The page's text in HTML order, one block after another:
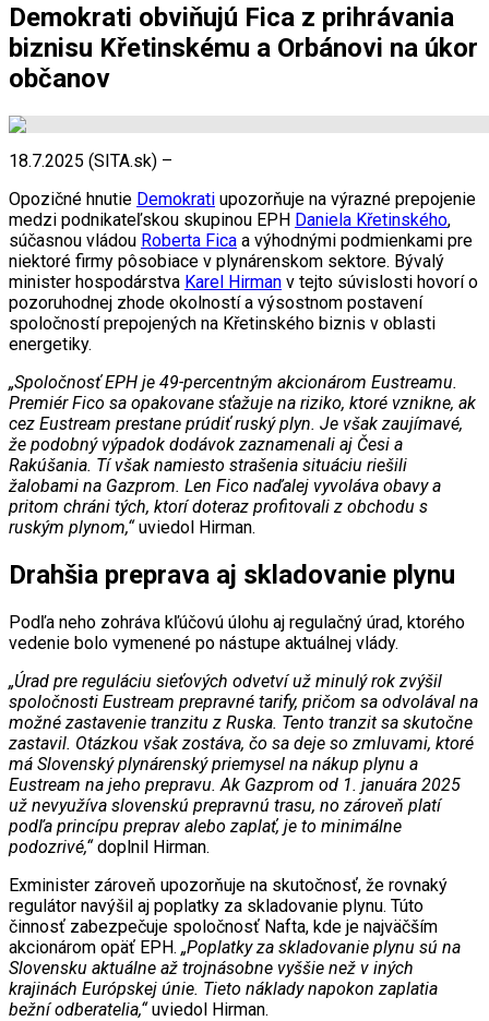
Demokrati obviňujú Fica z prihrávania
biznisu Křetinskému a Orbánovi na úkor
občanov
18.7.2025 (SITA.sk) –
Opozičné hnutie Demokrati upozorňuje na výrazné prepojenie
medzi podnikateľskou skupinou EPH Daniela Křetinského,
súčasnou vládou Roberta Fica a výhodnými podmienkami pre
niektoré firmy pôsobiace v plynárenskom sektore. Bývalý
minister hospodárstva Karel Hirman v tejto súvislosti hovorí o
pozoruhodnej zhode okolností a výsostnom postavení
spoločností prepojených na Křetinského biznis v oblasti
energetiky.
„Spoločnosť EPH je 49-percentným akcionárom Eustreamu.
Premiér Fico sa opakovane sťažuje na riziko, ktoré vznikne, ak
cez Eustream prestane prúdiť ruský plyn. Je však zaujímavé,
že podobný výpadok dodávok zaznamenali aj Česi a
Rakúšania. Tí však namiesto strašenia situáciu riešili
žalobami na Gazprom. Len Fico naďalej vyvoláva obavy a
pritom chráni tých, ktorí doteraz profitovali z obchodu s
ruským plynom,“uviedol Hirman.
Drahšia preprava aj skladovanie plynu
Podľa neho zohráva kľúčovú úlohu aj regulačný úrad, ktorého
vedenie bolo vymenené po nástupe aktuálnej vlády.
„Úrad pre reguláciu sieťových odvetví už minulý rok zvýšil
spoločnosti Eustream prepravné tarify, pričom sa odvolával na
možné zastavenie tranzitu z Ruska. Tento tranzit sa skutočne
zastavil. Otázkou však zostáva, čo sa deje so zmluvami, ktoré
má Slovenský plynárenský priemysel na nákup plynu a
Eustream na jeho prepravu. Ak Gazprom od 1. januára 2025
už nevyužíva slovenskú prepravnú trasu, no zároveň platí
podľa princípu preprav alebo zaplať, je to minimálne
podozrivé,“doplnil Hirman.
Exminister zároveň upozorňuje na skutočnosť, že rovnaký
regulátor navýšil aj poplatky za skladovanie plynu. Túto
činnosť zabezpečuje spoločnosť Nafta, kde je najväčším
akcionárom opäť EPH. „Poplatky za skladovanie plynu sú na
Slovensku aktuálne až trojnásobne vyššie než v iných
krajinách Európskej únie. Tieto náklady napokon zaplatia
bežní odberatelia,“uviedol Hirman.